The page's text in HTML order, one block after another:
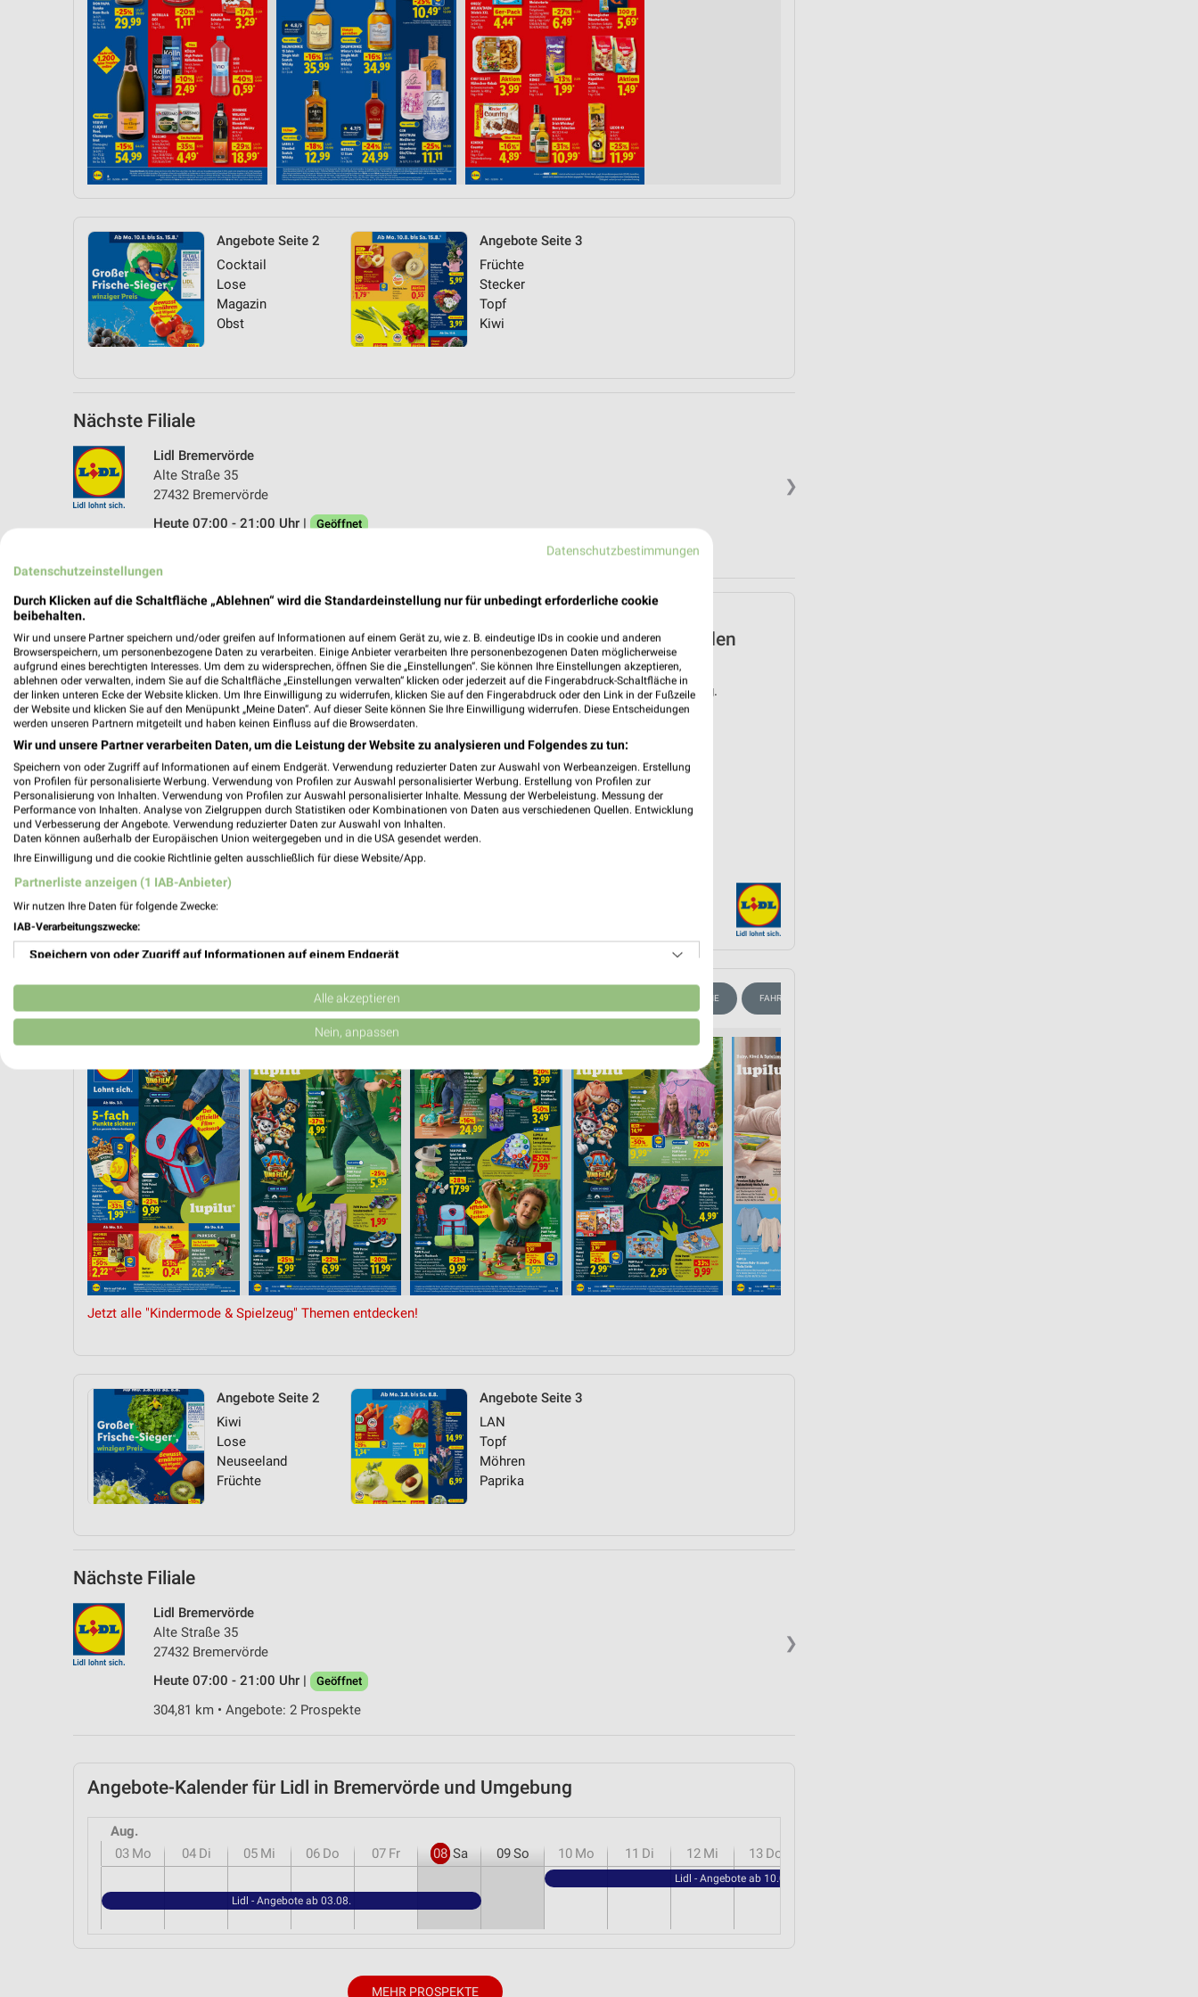
Angebote Seite 2
Cocktail
Lose
Magazin
Obst
Angebote Seite 3
Früchte
Stecker
Topf
Kiwi
Nächste Filiale
❯
Lidl Bremervörde
Alte Straße 35
27432 Bremervörde
Heute 07:00 - 21:00 Uhr |
Geöffnet
❯
Bremervörde ab Mo. den
03.08.
Gültig von 03. Aug. bis 08. Aug.
Kalendereintrag erstellen
PROSPEKT BLÄTTERN
ANGEBOTE AB FREITAG HANDY & SMARTPHONE FAHRRAD
Jetzt alle "Kindermode & Spielzeug" Themen entdecken!
Angebote Seite 2
Kiwi
Lose
Neuseeland
Früchte
Angebote Seite 3
LAN
Topf
Möhren
Paprika
Nächste Filiale
❯
Lidl Bremervörde
Alte Straße 35
27432 Bremervörde
Heute 07:00 - 21:00 Uhr |
Geöffnet
304,81 km • Angebote: 2 Prospekte
Angebote-Kalender für Lidl in Bremervörde und Umgebung
Aug.
03 Mo 04 Di 05 Mi 06 Do 07 Fr 08 Sa 09So 10 Mo 11 Di 12 Mi 13 Do
Lidl - Angebote ab 10.08.
Lidl - Angebote ab 03.08.
MEHR PROSPEKTE
Datenschutzbestimmungen
Datenschutzeinstellungen
Durch Klicken auf die Schaltfläche „Ablehnen“ wird die Standardeinstellung nur für unbedingt erforderliche cookie
beibehalten.
Wir und unsere Partner speichern und/oder greifen auf Informationen auf einem Gerät zu, wie z. B. eindeutige IDs in cookie und anderen
Browserspeichern, um personenbezogene Daten zu verarbeiten. Einige Anbieter verarbeiten Ihre personenbezogenen Daten möglicherweise
aufgrund eines berechtigten Interesses. Um dem zu widersprechen, öffnen Sie die „Einstellungen“. Sie können Ihre Einstellungen akzeptieren,
ablehnen oder verwalten, indem Sie auf die Schaltfläche „Einstellungen verwalten“ klicken oder jederzeit auf die Fingerabdruck-Schaltfläche in
der linken unteren Ecke der Website klicken. Um Ihre Einwilligung zu widerrufen, klicken Sie auf den Fingerabdruck oder den Link in der Fußzeile
der Website und klicken Sie auf den Menüpunkt „Meine Daten“. Auf dieser Seite können Sie Ihre Einwilligung widerrufen. Diese Entscheidungen
werden unseren Partnern mitgeteilt und haben keinen Einfluss auf die Browserdaten.
Wir und unsere Partner verarbeiten Daten, um die Leistung der Website zu analysieren und Folgendes zu tun:
Speichern von oder Zugriff auf Informationen auf einem Endgerät. Verwendung reduzierter Daten zur Auswahl von Werbeanzeigen. Erstellung
von Profilen für personalisierte Werbung. Verwendung von Profilen zur Auswahl personalisierter Werbung. Erstellung von Profilen zur
Personalisierung von Inhalten. Verwendung von Profilen zur Auswahl personalisierter Inhalte. Messung der Werbeleistung. Messung der
Performance von Inhalten. Analyse von Zielgruppen durch Statistiken oder Kombinationen von Daten aus verschiedenen Quellen. Entwicklung
und Verbesserung der Angebote. Verwendung reduzierter Daten zur Auswahl von Inhalten.
Daten können außerhalb der Europäischen Union weitergegeben und in die USA gesendet werden.
Ihre Einwilligung und die cookie Richtlinie gelten ausschließlich für diese Website/App.
Partnerliste anzeigen (1 IAB-Anbieter)
Wir nutzen Ihre Daten für folgende Zwecke:
IAB-Verarbeitungszwecke:
Speichern von oder Zugriff auf Informationen auf einem Endgerät
Verwendung reduzierter Daten zur Auswahl von Werbeanzeigen
Erstellung von Profilen für personalisierte Werbung
Erstellung von Profilen zur Personalisierung von Inhalten
Verwendung von Profilen zur Auswahl personalisierter Inhalte
Messung der Werbeleistung
Messung der Performance von Inhalten
Analyse von Zielgruppen durch Statistiken oder Kombinationen von Daten aus verschiedenen
Entwicklung und Verbesserung der Angebote
Verwendung genauer Standortdaten
Geräte anhand von aktiv angeforderten Informationen identifizieren
Nicht-IAB-Verarbeitungszwecke:
Alle akzeptieren
Nein, anpassen